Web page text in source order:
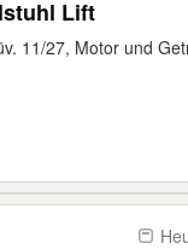
Lift
11/27, Motor und